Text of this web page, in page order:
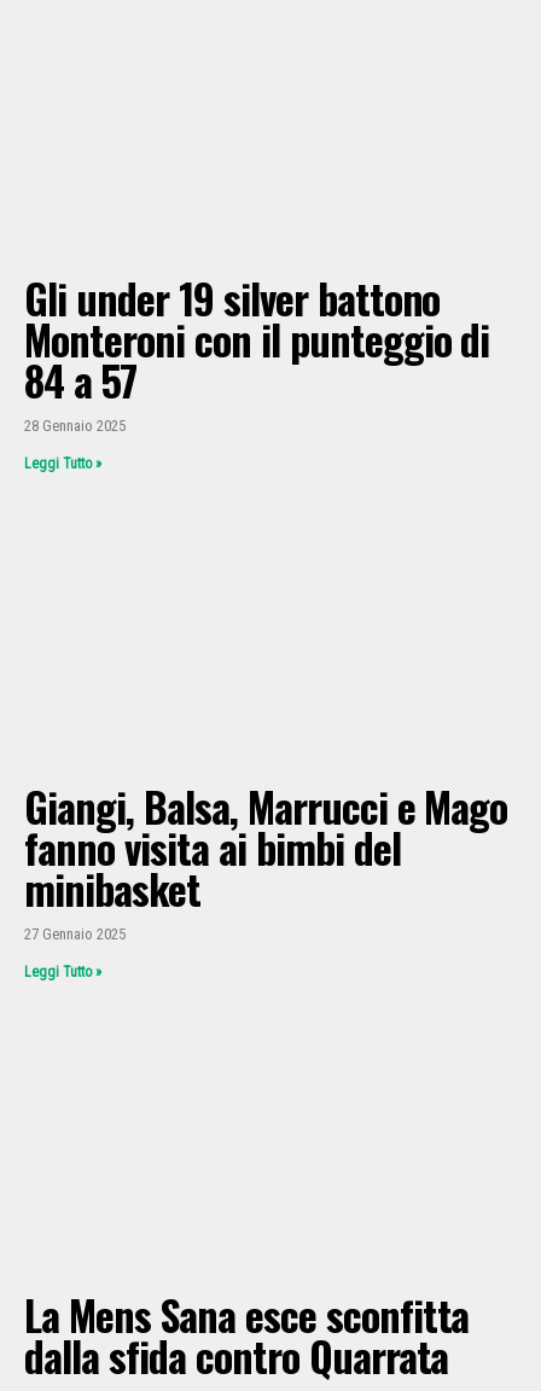
Gli under 19 silver battono
Monteroni con il punteggio di
84 a 57
28 Gennaio 2025
Leggi Tutto »
Giangi, Balsa, Marrucci e Mago
fanno visita ai bimbi del
minibasket
27 Gennaio 2025
Leggi Tutto »
La Mens Sana esce sconfitta
dalla sfida contro Quarrata